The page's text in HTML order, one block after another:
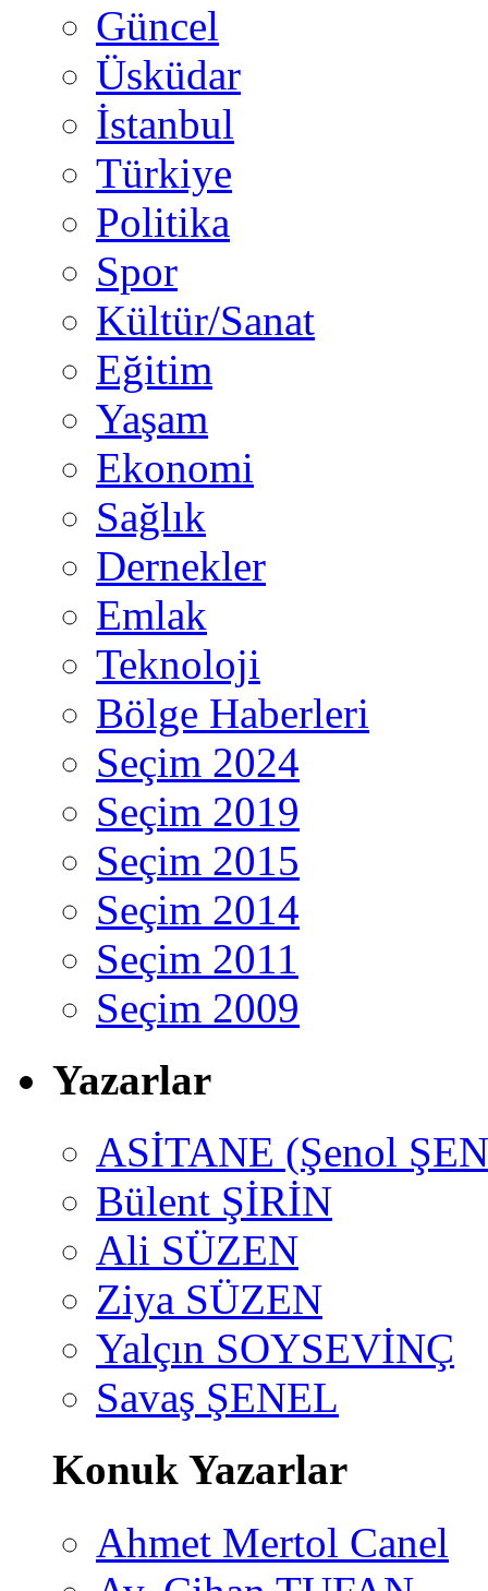
Güncel
Üsküdar
İstanbul
Türkiye
Politika
Spor
Kültür/Sanat
Eğitim
Yaşam
Ekonomi
Sağlık
Dernekler
Emlak
Teknoloji
Bölge Haberleri
Seçim 2024
Seçim 2019
Seçim 2015
Seçim 2014
Seçim 2011
Seçim 2009
Yazarlar
ASİTANE (Şenol
Bülent ŞİRİN
Ali SÜZEN
Ziya SÜZEN
Yalçın SOYSEVİNÇ
Savaş ŞENEL
Konuk Yazarlar
Ahmet Mertol Canel